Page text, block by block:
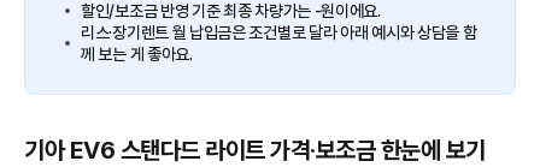
할인/보조금 반영 기준 최종 차량가는 -원이에요.
리스·장기렌트 월 납입금은 조건별로 달라 아래 예시와 상담을 함
께 보는 게 좋아요.
기아 EV6 스탠다드 라이트 가격·보조금 한눈에 보기